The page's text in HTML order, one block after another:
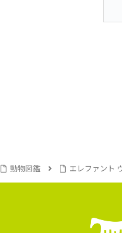
動物図鑑 エレファント